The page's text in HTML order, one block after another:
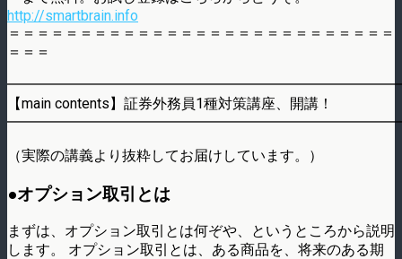
http://smartbrain.info
＝＝＝＝＝＝＝＝＝＝＝＝＝＝＝＝＝＝＝＝＝＝＝＝＝＝＝
＝＝＝
【main contents】証券外務員1種対策講座、開講！
（実際の講義より抜粋してお届けしています。）
●オプション取引とは
まずは、オプション取引とは何ぞや、というところから説明
します。 オプション取引とは、ある商品を、将来のある期